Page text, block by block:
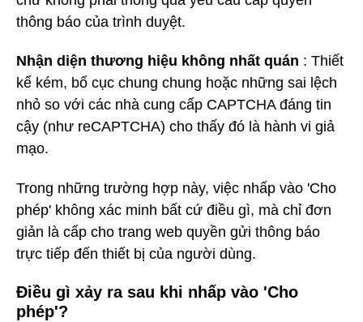
thông báo của trình duyệt.
Nhận diện thương hiệu không nhất quán : Thiết
kế kém, bố cục chung chung hoặc những sai lệch
nhỏ so với các nhà cung cấp CAPTCHA đáng tin
cậy (như reCAPTCHA) cho thấy đó là hành vi giả
mạo.
Trong những trường hợp này, việc nhấp vào 'Cho
phép' không xác minh bất cứ điều gì, mà chỉ đơn
giản là cấp cho trang web quyền gửi thông báo
trực tiếp đến thiết bị của người dùng.
Điều gì xảy ra sau khi nhấp vào 'Cho
phép'?